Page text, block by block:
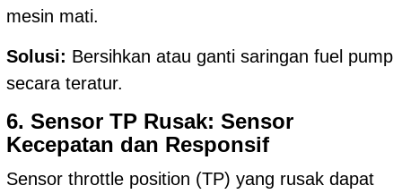
mesin mati.
Solusi: Bersihkan atau ganti saringan fuel pump
secara teratur.
6. Sensor TP Rusak: Sensor
Kecepatan dan Responsif
Sensor throttle position (TP) yang rusak dapat